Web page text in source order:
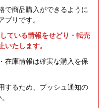
で商品購入ができるように
リです。
ている情報をせどり・転売
いたします。
在庫情報は確実な購入を保
するため、プッシュ通知の